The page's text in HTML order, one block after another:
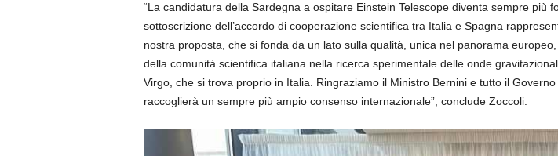
“La candidatura della Sardegna a ospitare Einstein Telescope diventa sempre più
sottoscrizione dell’accordo di cooperazione scientifica tra Italia e Spagna
nostra proposta, che si fonda da un lato sulla qualità, unica nel panorama
della comunità scientifica italiana nella ricerca sperimentale delle onde
Virgo, che si trova proprio in Italia. Ringraziamo il Ministro Bernini e tutto il
raccoglierà un sempre più ampio consenso internazionale”, conclude Zoccoli.